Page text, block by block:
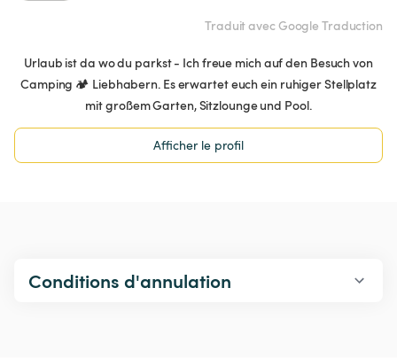
Traduit avec Google Traduction
Urlaub ist da wo du parkst - Ich freue mich auf den Besuch von
Camping 🏕️ Liebhabern. Es erwartet euch ein ruhiger Stellplatz
mit großem Garten, Sitzlounge und Pool.
Afficher le profil
Conditions d'annulation